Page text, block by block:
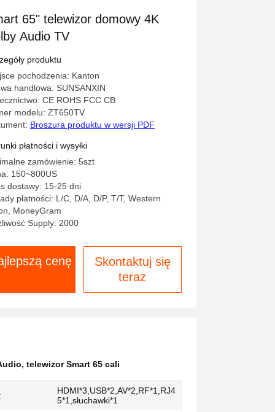
65" telewizor domowy 4K
Audio TV
produktu
pochodzenia: Kanton
handlowa: SUNSANXIN
CE ROHS FCC CB
modelu: ZT650TV
Broszura produktu w wersji PDF
płatności i wysyłki
zamówienie: 5szt
150~800US
dostawy: 15-25 dni
płatności: L/C, D/A, D/P, T/T, Western
MoneyGram
Supply: 2000
cenę
Skontaktuj się
teraz
, telewizor Smart 65 cali
HDMI*3,USB*2,AV*2,RF*1,RJ4
5*1,słuchawki*1